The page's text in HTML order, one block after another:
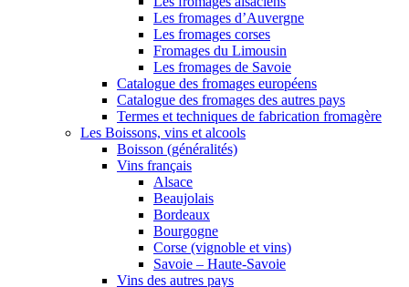
Les fromages d’Auvergne
Les fromages corses
Fromages du Limousin
Les fromages de Savoie
Catalogue des fromages européens
Catalogue des fromages des autres pays
Termes et techniques de fabrication fromagère
Les Boissons, vins et alcools
Boisson (généralités)
Vins français
Alsace
Beaujolais
Bordeaux
Bourgogne
Corse (vignoble et vins)
Savoie – Haute-Savoie
Vins des autres pays